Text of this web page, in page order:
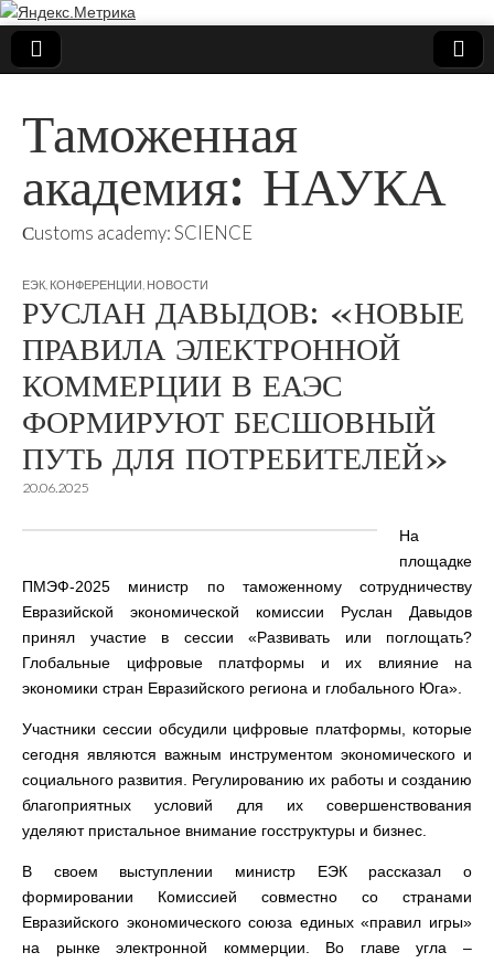
Таможенная
академия: НАУКА
Сustoms academy: SCIENCE
ЕЭК КОНФЕРЕНЦИИ НОВОСТИ
РУСЛАН ДАВЫДОВ: «НОВЫЕ
ПРАВИЛА ЭЛЕКТРОННОЙ
КОММЕРЦИИ В ЕАЭС
ФОРМИРУЮТ БЕСШОВНЫЙ
ПУТЬ ДЛЯ ПОТРЕБИТЕЛЕЙ»
20.06.2025
На
площадке
ПМЭФ-2025 министр по таможенному сотрудничеству
Евразийской экономической комиссии Руслан Давыдов
принял участие в сессии «Развивать или поглощать?
Глобальные цифровые платформы и их влияние на
экономики стран Евразийского региона и глобального Юга».
Участники сессии обсудили цифровые платформы, которые
сегодня являются важным инструментом экономического и
социального развития. Регулированию их работы и созданию
благоприятных условий для их совершенствования
уделяют пристальное внимание госструктуры и бизнес.
В своем выступлении министр ЕЭК рассказал о
формировании Комиссией совместно со странами
Евразийского экономического союза единых «правил игры»
на рынке электронной коммерции. Во главе угла ­–